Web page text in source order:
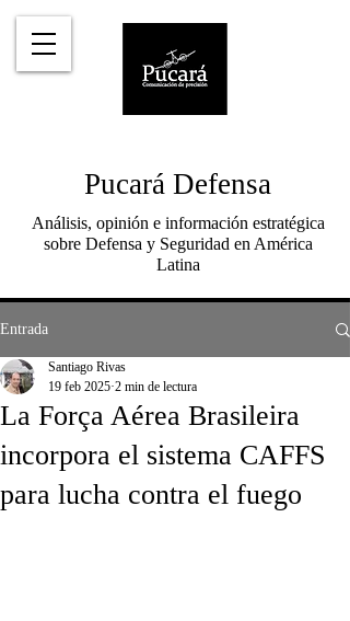
Pucará Defensa
Análisis, opinión e información estratégica
sobre Defensa y Seguridad en América
Latina
Entrada
La Força Aérea Brasileira
incorpora el sistema CAFFS
para lucha contra el fuego
Santiago Rivas
19 feb 2025 2 min de lectura